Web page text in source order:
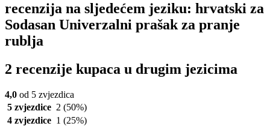
recenzija na sljedećem jeziku: hrvatski za
Sodasan Univerzalni prašak za pranje
rublja
2 recenzije kupaca u drugim jezicima
4,0 od 5 zvjezdica
5 zvjezdice 2 (50%)
4 zvjezdice 1 (25%)